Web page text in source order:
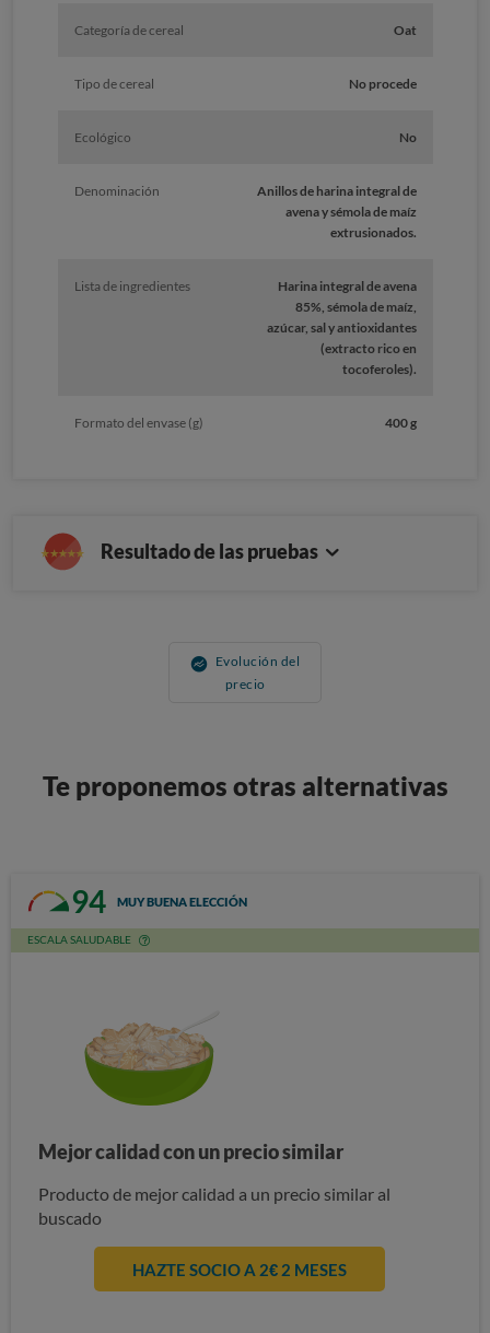
Categoría de cereal Oat
Tipo de cereal No procede
Ecológico No
Denominación
Anillos de harina integral de
avena y sémola de maíz
extrusionados.
Lista de ingredientes
Harina integral de avena
85%, sémola de maíz,
azúcar, sal y antioxidantes
(extracto rico en
tocoferoles).
Formato del envase (g) 400 g
Resultado de las pruebas
Evolución del
precio
Te proponemos otras alternativas
94 MUY BUENA ELECCIÓN
ESCALA SALUDABLE
Mejor calidad con un precio similar
Producto de mejor calidad a un precio similar al
buscado
HAZTE SOCIO A 2€ 2 MESES